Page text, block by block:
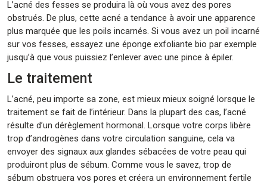
L’acné des fesses se produira là où vous avez des pores
obstrués. De plus, cette acné a tendance à avoir une apparence
plus marquée que les poils incarnés. Si vous avez un poil incarné
sur vos fesses, essayez une éponge exfoliante bio par exemple
jusqu’à que vous puissiez l’enlever avec une pince à épiler.
Le traitement
L’acné, peu importe sa zone, est mieux mieux soigné lorsque le
traitement se fait de l’intérieur. Dans la plupart des cas, l’acné
résulte d’un dérèglement hormonal. Lorsque votre corps libère
trop d’androgènes dans votre circulation sanguine, cela va
envoyer des signaux aux glandes sébacées de votre peau qui
produiront plus de sébum. Comme vous le savez, trop de
sébum obstruera vos pores et créera un environnement fertile